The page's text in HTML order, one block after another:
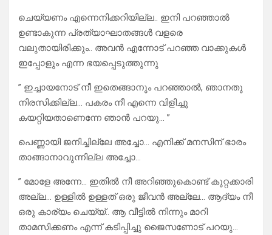
ചെയ്യണം എന്നെനിക്കറിയില്ല.. ഇനി പറഞ്ഞാൽ
ഉണ്ടാകുന്ന പ്രത്യാഘാതങ്ങൾ വളരെ
വലുതായിരിക്കും.. അവൻ എന്നോട് പറഞ്ഞ വാക്കുകൾ
ഇപ്പോളും എന്ന ഭയപ്പെടുത്തുന്നു
” ഇച്ചായനോട് നീ ഇതെങ്ങാനും പറഞ്ഞാൽ, ഞാനതു
നിരസിക്കില്ല… പകരം നീ എന്നെ വിളിച്ചു
കയറ്റിയതാണെന്നേ ഞാൻ പറയു… ”
പെണ്ണായി ജനിച്ചില്ലേ അച്ചോ… എനിക്ക് മനസിന്‌ ഭാരം
താങ്ങാനാവുന്നില്ല അച്ചോ…
” മോളേ അന്നേ… ഇതിൽ നീ അറിഞ്ഞുകൊണ്ട് കുറ്റക്കാരി
അല്ല… ഉള്ളിൽ ഉള്ളത് ഒരു ജീവൻ അല്ലേ… ആദ്യം നീ
ഒരു കാര്യം ചെയ്യ്.. ആ വീട്ടിൽ നിന്നും മാറി
താമസിക്കണം എന്ന് കടിപ്പിച്ചു ജൈസണോട് പറയു…